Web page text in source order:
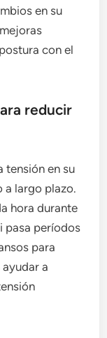
en su
con el
reducir
tensión en su
a largo plazo.
hora durante
pasa períodos
para
a